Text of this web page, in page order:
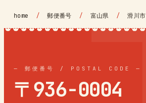
home / 郵便番号 / 富山県 / 滑川市
— 郵便番号 / POSTAL CODE —
〒936-0004